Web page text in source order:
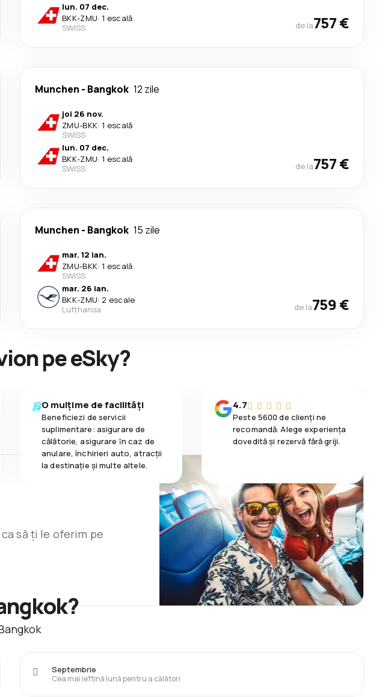
lun. 07 dec.
BKK-ZMU· 1 escală
SWISS
de la757 €
Munchen - Bangkok 12 zile
joi 26 nov.
ZMU-BKK· 1 escală
SWISS
lun. 07 dec.
BKK-ZMU· 1 escală
SWISS
de la757 €
Munchen - Bangkok 15 zile
mar. 12 ian.
ZMU-BKK· 1 escală
SWISS
mar. 26 ian.
BKK-ZMU· 2 escale
Lufthansa
de la759 €
pe eSky?
O mulțime de facilități
Beneficiezi de servicii
suplimentare: asigurare de
călătorie, asigurare ȋn caz de
anulare, închirieri auto, atracții
la destinaţie și multe altele.
4.7
Peste 5600 de clienți ne
recomandă. Alege experiența
dovedită și rezervă fără griji.
să ți le oferim pe
Cea mai ieftină lună pentru a călători
Septembrie